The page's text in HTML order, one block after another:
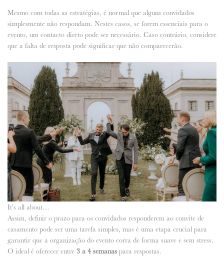
Mesmo com todas as estratégias, é normal que alguns convidados
simplesmente não respondam. Nestes casos, se forem essenciais para o
evento, um contacto direto pode ser necessário. Caso contrário, considere
que a falta de resposta pode significar que não comparecerão.
It’s all about…
Assim, definir o prazo para os convidados responderem ao convite de
casamento pode ser uma tarefa simples, mas é uma etapa crucial para
garantir que a organização do evento corra de forma suave e sem stress.
O ideal é oferecer entre 3 a 4 semanas para respostas.